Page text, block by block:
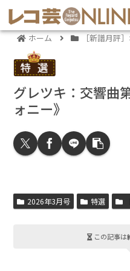
ホーム ［新譜月評
グレツキ：交響曲
ォニー》
2026年3月号 特選
この記事は